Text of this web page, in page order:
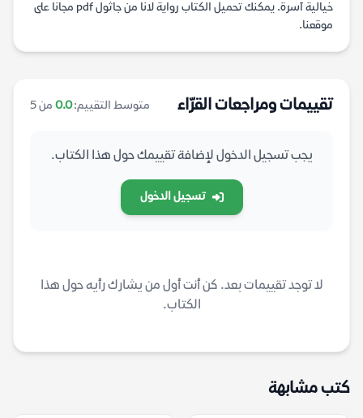
خيالية آسرة. يمكنك تحميل الكتاب رواية لانا من جاثول pdf مجانا على
موقعنا.
تقييمات ومراجعات القرّاء متوسط التقييم:0.0 من 5
يجب تسجيل الدخول لإضافة تقييمك حول هذا الكتاب.
تسجيل الدخول
لا توجد تقييمات بعد. كن أنت أول من يشارك رأيه حول هذا
الكتاب.
كتب مشابهة